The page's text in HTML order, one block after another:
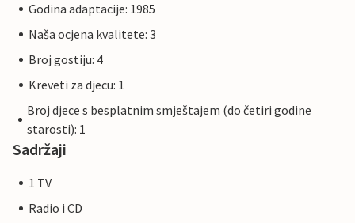
Godina adaptacije: 1985
Naša ocjena kvalitete: 3
Broj gostiju: 4
Kreveti za djecu: 1
Broj djece s besplatnim smještajem (do četiri godine
starosti): 1
Sadržaji
1 TV
Radio i CD